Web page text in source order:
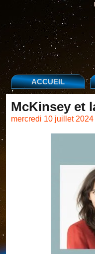
ACCUEIL
McKinsey et
mercredi 10 juillet 2024